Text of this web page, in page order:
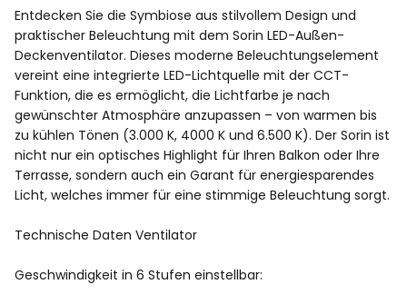
Entdecken Sie die Symbiose aus stilvollem Design und
praktischer Beleuchtung mit dem Sorin LED-Außen-
Deckenventilator. Dieses moderne Beleuchtungselement
vereint eine integrierte LED-Lichtquelle mit der CCT-
Funktion, die es ermöglicht, die Lichtfarbe je nach
gewünschter Atmosphäre anzupassen – von warmen bis
zu kühlen Tönen (3.000 K, 4000 K und 6.500 K). Der Sorin ist
nicht nur ein optisches Highlight für Ihren Balkon oder Ihre
Terrasse, sondern auch ein Garant für energiesparendes
Licht, welches immer für eine stimmige Beleuchtung sorgt.
Technische Daten Ventilator
Geschwindigkeit in 6 Stufen einstellbar: